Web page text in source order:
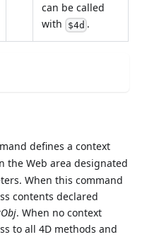
can be called
with $4d .
defines a context
the Web area designated
When this command
contents declared
. When no context
to all 4D methods and